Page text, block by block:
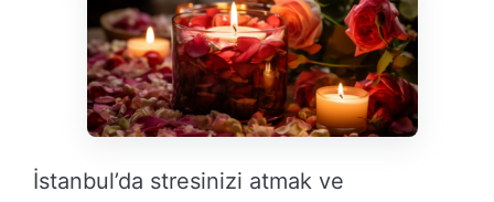
İstanbul’da stresinizi atmak ve